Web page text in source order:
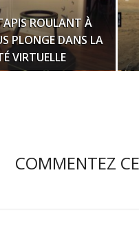
ROULANT À
PLONGE DANS LA
VIRTUELLE
COMMENTEZ